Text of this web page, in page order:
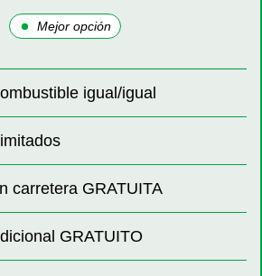
Mejor opción
igual/igual
carretera GRATUITA
GRATUITO